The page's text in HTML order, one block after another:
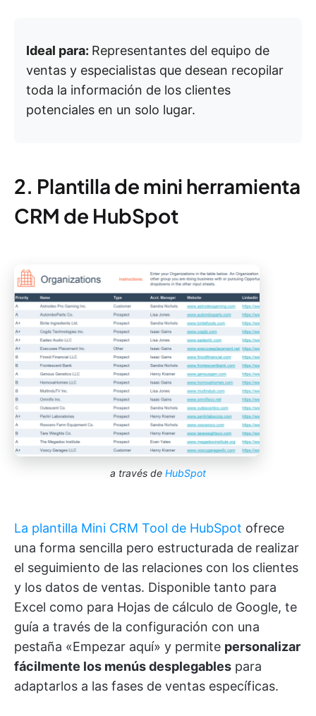
Ideal para: Representantes del equipo de
ventas y especialistas que desean recopilar
toda la información de los clientes
potenciales en un solo lugar.
2. Plantilla de mini herramienta
CRM de HubSpot
a través de HubSpot
La plantilla Mini CRM Tool de HubSpot ofrece
una forma sencilla pero estructurada de realizar
el seguimiento de las relaciones con los clientes
y los datos de ventas. Disponible tanto para
Excel como para Hojas de cálculo de Google, te
guía a través de la configuración con una
pestaña «Empezar aquí» y permite personalizar
fácilmente los menús desplegables para
adaptarlos a las fases de ventas específicas.